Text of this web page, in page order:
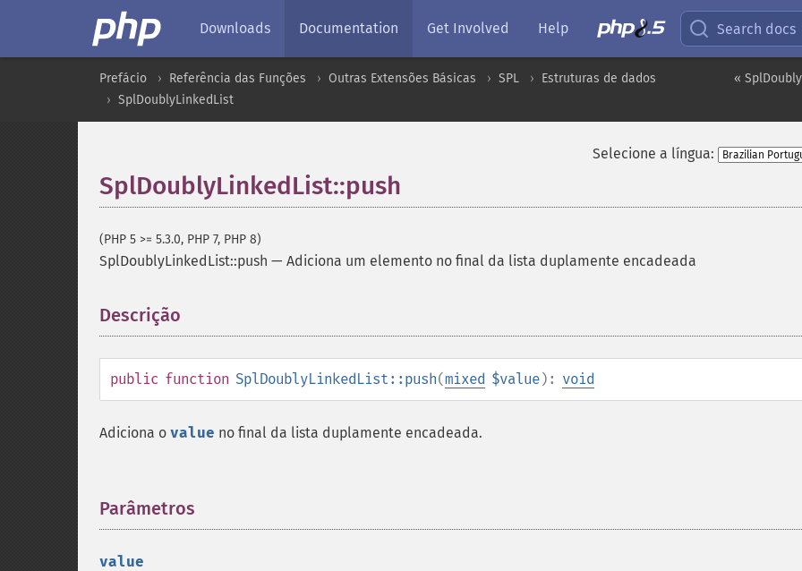
Downloads Documentation Get Involved Help Search docs
«
Prefácio Referência das Funções Outras Extensões Básicas SPL
Estruturas de dados
SplDoublyLinkedList
Selecione a língua:
SplDoublyLinkedList::push
(PHP 5 >= 5.3.0, PHP 7, PHP 8)
SplDoublyLinkedList::push — Adiciona um elemento no final da lista duplamente encadeada
Descrição
public function SplDoublyLinkedList::push(mixed $value): void
Adiciona o value no final da lista duplamente encadeada.
Parâmetros
value